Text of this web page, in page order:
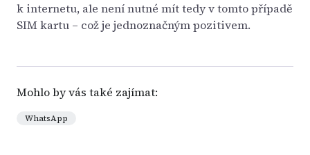
k internetu, ale není nutné mít tedy v tomto případě
SIM kartu – což je jednoznačným pozitivem.
Mohlo by vás také zajímat:
WhatsApp